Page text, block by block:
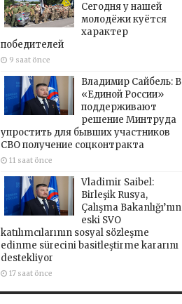
Сегодня у нашей
молодёжи куётся
характер
победителей
9 saat önce
Владимир Сайбель: В
«Единой России»
поддерживают
решение Минтруда
упростить для бывших участников
СВО получение соцконтракта
11 saat önce
Vladimir Saibel:
Birleşik Rusya,
Çalışma Bakanlığı’nın
eski SVO
katılımcılarının sosyal sözleşme
edinme sürecini basitleştirme kararını
destekliyor
17 saat önce